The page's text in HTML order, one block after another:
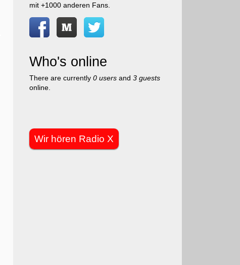
mit +1000 anderen Fans.
Who's online
There are currently 0 usersand 3 guests
online.
Wir hören Radio X